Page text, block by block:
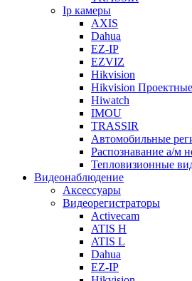
Ip камеры
AXIS
Dahua
EZ-IP
EZVIZ
Hikvision
Hikvision Проектные
Hiwatch
IMOU
TRASSIR
Автомобильные
Распознавание а/м
Тепловизионные
Видеонаблюдение
Аксессуары
Видеорегистраторы
Activecam
ATIS H
ATIS L
Dahua
EZ-IP